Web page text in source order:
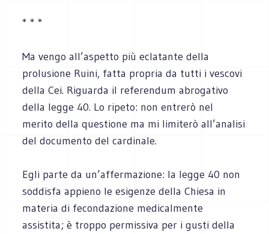
* * *
Ma vengo all’aspetto più eclatante della
prolusione Ruini, fatta propria da tutti i vescovi
della Cei. Riguarda il referendum abrogativo
della legge 40. Lo ripeto: non entrerò nel
merito della questione ma mi limiterò all’analisi
del documento del cardinale.
Egli parte da un’affermazione: la legge 40 non
soddisfa appieno le esigenze della Chiesa in
materia di fecondazione medicalmente
assistita; è troppo permissiva per i gusti della